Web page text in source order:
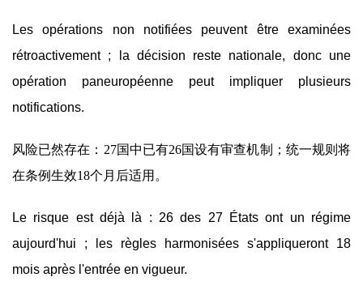
Les opérations non notifiées peuvent être examinées
rétroactivement ; la décision reste nationale, donc une
opération paneuropéenne peut impliquer plusieurs
notifications.
风险已然存在：27国中已有26国设有审查机制；统一规则将
在条例生效18个月后适用。
Le risque est déjà là : 26 des 27 États ont un régime
aujourd'hui ; les règles harmonisées s'appliqueront 18
mois après l'entrée en vigueur.